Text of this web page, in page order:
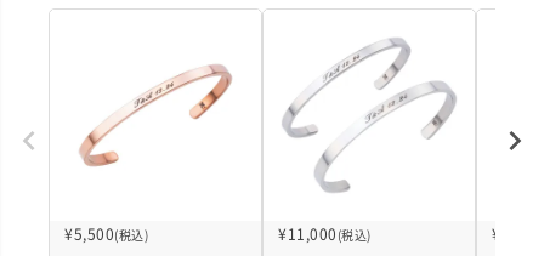
¥ 5,500 (税込) ¥ 11,000 (税込) ¥